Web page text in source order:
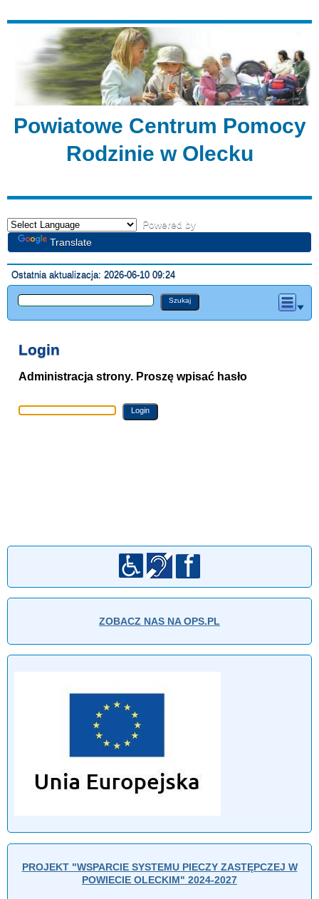
Powiatowe Centrum Pomocy
Rodzinie w Olecku
Powered by
Translate
Ostatnia aktualizacja: 2026-06-10 09:24
Login
Administracja strony. Proszę wpisać hasło
ZOBACZ NAS NA OPS.PL
PROJEKT "WSPARCIE SYSTEMU PIECZY ZASTĘPCZEJ W
POWIECIE OLECKIM" 2024-2027